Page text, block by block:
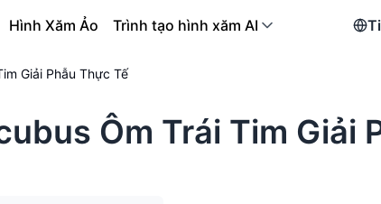
Hình Xăm Ảo Trình tạo hình xăm AI
Giải Phẫu Thực Tế
Ôm Trái Tim Giải